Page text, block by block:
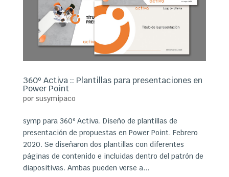
360º Activa :: Plantillas para presentaciones en
Power Point
por susymipaco
symp para 360º Activa. Diseño de plantillas de
presentación de propuestas en Power Point. Febrero
2020. Se diseñaron dos plantillas con diferentes
páginas de contenido e incluidas dentro del patrón de
diapositivas. Ambas pueden verse a...